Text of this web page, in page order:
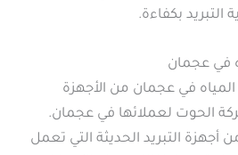
التبريد بكفاءة.
في عجمان
المياه في عجمان من الأجهزة
الحوت لعملائها في عجمان.
التبريد الحديثة التي تعمل